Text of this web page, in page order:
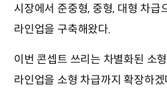
시장에서 준중형, 중형, 대형 차급
라인업을 구축해왔다.
이번 콘셉트 쓰리는 차별화된 소
라인업을 소형 차급까지 확장하